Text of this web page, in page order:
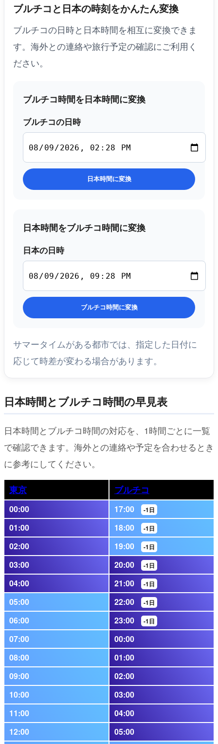
ブルチコと日本の時刻をかんたん変換
ブルチコの日時と日本時間を相互に変換できま
す。海外との連絡や旅行予定の確認にご利用く
ださい。
ブルチコ時間を日本時間に変換
ブルチコの日時
日本時間に変換
日本時間をブルチコ時間に変換
日本の日時
ブルチコ時間に変換
サマータイムがある都市では、指定した日付に
応じて時差が変わる場合があります。
日本時間とブルチコ時間の早見表
日本時間とブルチコ時間の対応を、1時間ごとに一覧
で確認できます。海外との連絡や予定を合わせるとき
に参考にしてください。
東京 ブルチコ
00:00 17:00 -1日
01:00 18:00 -1日
02:00 19:00 -1日
03:00 20:00 -1日
04:00 21:00 -1日
05:00 22:00 -1日
06:00 23:00 -1日
07:00
00:00
08:00
01:00
09:00
02:00
10:00
03:00
11:00
04:00
12:00
05:00